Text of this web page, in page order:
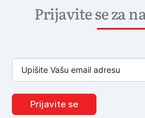
Prijavite se za
Prijavite se